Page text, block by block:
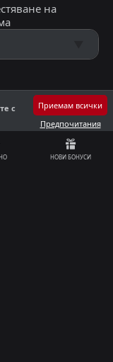
с
Приемам всички
Предпочитания
НОВИ БОНУСИ
на